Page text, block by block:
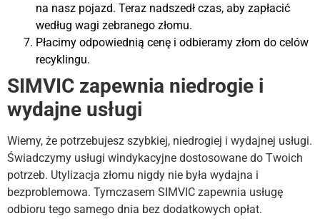
na nasz pojazd. Teraz nadszedł czas, aby zapłacić
według wagi zebranego złomu.
Płacimy odpowiednią cenę i odbieramy złom do celów
recyklingu.
SIMVIC zapewnia niedrogie i
wydajne usługi
Wiemy, że potrzebujesz szybkiej, niedrogiej i wydajnej usługi.
Świadczymy usługi windykacyjne dostosowane do Twoich
potrzeb. Utylizacja złomu nigdy nie była wydajna i
bezproblemowa. Tymczasem SIMVIC zapewnia usługę
odbioru tego samego dnia bez dodatkowych opłat.